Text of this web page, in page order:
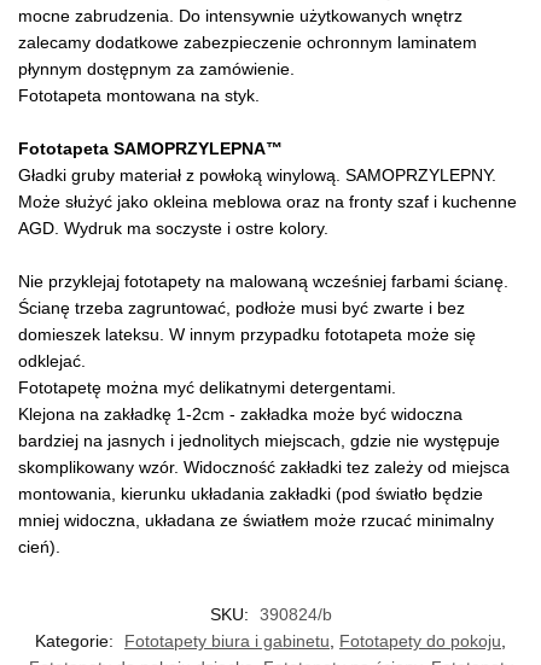
mocne zabrudzenia. Do intensywnie użytkowanych wnętrz
zalecamy dodatkowe zabezpieczenie ochronnym laminatem
płynnym dostępnym za zamówienie.
Fototapeta montowana na styk.
Fototapeta SAMOPRZYLEPNA™
Gładki gruby materiał z powłoką winylową. SAMOPRZYLEPNY.
Może służyć jako okleina meblowa oraz na fronty szaf i kuchenne
AGD. Wydruk ma soczyste i ostre kolory.
Nie przyklejaj fototapety na malowaną wcześniej farbami ścianę.
Ścianę trzeba zagruntować, podłoże musi być zwarte i bez
domieszek lateksu. W innym przypadku fototapeta może się
odklejać.
Fototapetę można myć delikatnymi detergentami.
Klejona na zakładkę 1-2cm - zakładka może być widoczna
bardziej na jasnych i jednolitych miejscach, gdzie nie występuje
skomplikowany wzór. Widoczność zakładki tez zależy od miejsca
montowania, kierunku układania zakładki (pod światło będzie
mniej widoczna, układana ze światłem może rzucać minimalny
cień).
SKU:
390824/b
Kategorie:
Fototapety biura i gabinetu Fototapety do pokoju